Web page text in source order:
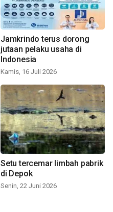
Jamkrindo terus dorong
jutaan pelaku usaha di
Indonesia
Kamis, 16 Juli 2026
Setu tercemar limbah pabrik
di Depok
Senin, 22 Juni 2026